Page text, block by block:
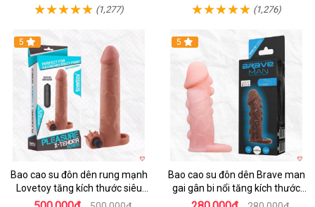
(1,277) (1,276)
5
Bao cao su đôn dên rung mạnh
Lovetoy tăng kích thước siêu
phê
5
Bao cao su đôn dên Brave man
gai gân bi nổi tăng kích thước
kéo dài thời gian